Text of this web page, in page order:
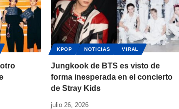
KPOP NOTICIAS VIRAL
Jungkook de BTS es visto de
forma inesperada en el concierto
de Stray Kids
julio 26, 2026